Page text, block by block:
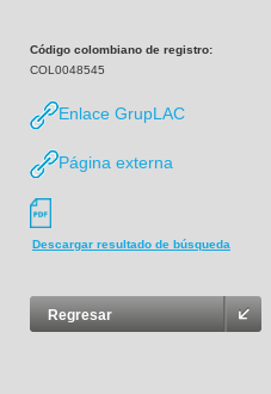
Código colombiano de registro:
COL0048545
Enlace GrupLAC
Página externa
Descargar resultado de búsqueda
Regresar